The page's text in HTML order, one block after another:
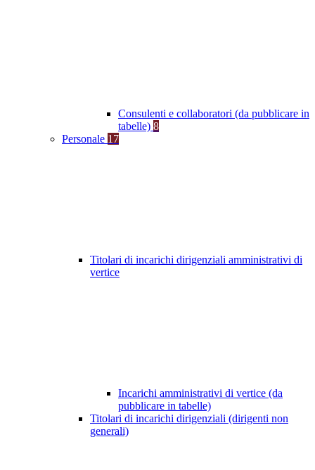
Consulenti e collaboratori (da pubblicare in
tabelle) 8
Personale 17
Titolari di incarichi dirigenziali amministrativi di
vertice
Incarichi amministrativi di vertice (da
pubblicare in tabelle)
Titolari di incarichi dirigenziali (dirigenti non
generali)